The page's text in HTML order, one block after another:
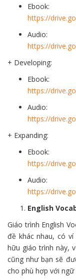
Ebook:
https://
Audio:
https://
+ Developing:
Ebook:
https://
Audio:
https://
+ Expanding:
Ebook:
https://
Audio:
https://
English
Giáo trình English
đề khác nhau, có
hữu giáo trình này,
cũng như bạn sẽ
cho phù hợp với ngữ